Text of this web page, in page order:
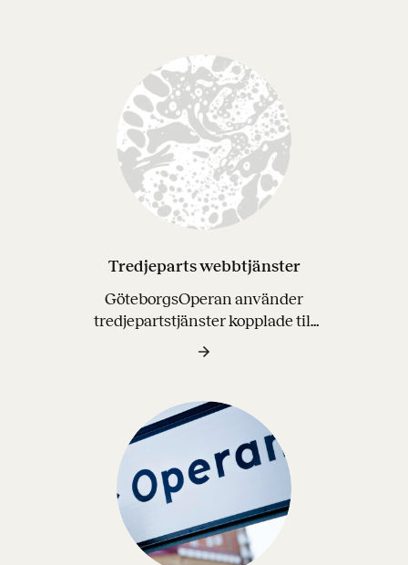
Tredjeparts webbtjänster
GöteborgsOperan använder
tredjepartstjänster kopplade till
webbplatsen opera.se för att bl. a.
video- och ljudmaterial, ta emot
formulärsvar och skicka
nyhetsbrev. Dessa tjänster har i
sin tur egna analysverktyg
kopplade till sig. En kort
sammanfattning av samt länk
till villkor och information om
dessa tjänster hittar du nedanför.